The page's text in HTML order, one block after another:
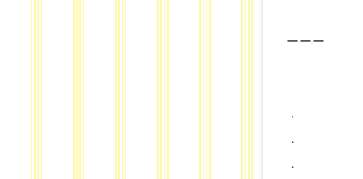
ーーー
・
・
・